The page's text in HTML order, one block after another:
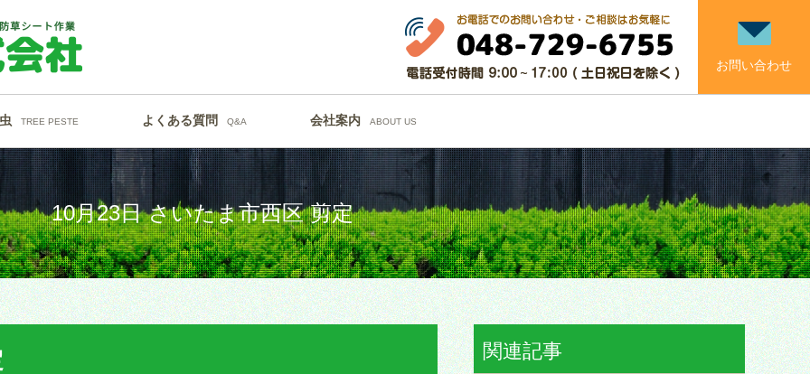
お問い合わせ
TREE PESTE よくある質問 Q&A 会社案内 ABOUT US
10月23日 さいたま市西区 剪定
関連記事